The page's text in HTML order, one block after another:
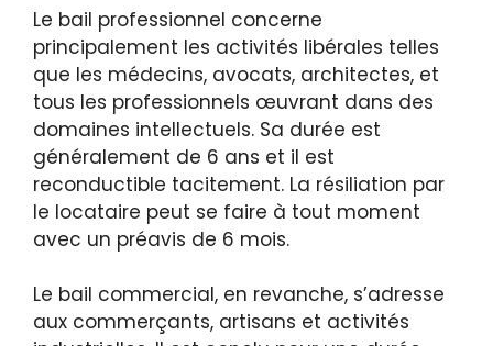
Le bail professionnel concerne
principalement les activités libérales telles
que les médecins, avocats, architectes, et
tous les professionnels œuvrant dans des
domaines intellectuels. Sa durée est
généralement de 6 ans et il est
reconductible tacitement. La résiliation par
le locataire peut se faire à tout moment
avec un préavis de 6 mois.
Le bail commercial, en revanche, s’adresse
aux commerçants, artisans et activités